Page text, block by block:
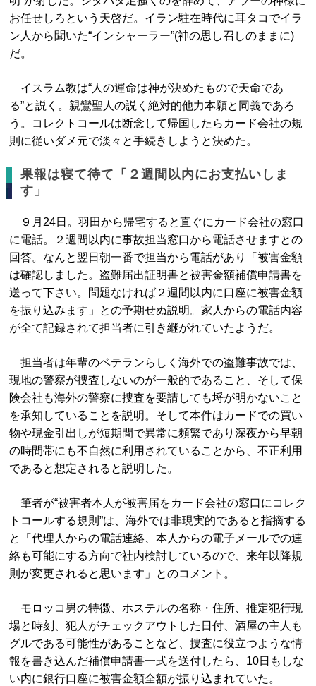
お任せしろという天啓だ。イラン駐在時代に耳タコでイラ
ン人から聞いた“インシャーラー”(神の思し召しのままに)
だ。
イスラム教は“人の運命は神が決めたもので天命であ
る”と説く。親鸞聖人の説く絶対的他力本願と同義であろ
う。コレクトコールは断念して帰国したらカード会社の規
則に従いダメ元で淡々と手続きしようと決めた。
果報は寝て待て「２週間以内にお支払いしま
す」
９月24日。羽田から帰宅すると直ぐにカード会社の窓口
に電話。２週間以内に事故担当窓口から電話させますとの
回答。なんと翌日朝一番で担当から電話があり「被害金額
は確認しました。盗難届出証明書と被害金額補償申請書を
送って下さい。問題なければ２週間以内に口座に被害金額
を振り込みます」との予期せぬ説明。家人からの電話内容
が全て記録されて担当者に引き継がれていたようだ。
担当者は年輩のベテランらしく海外での盗難事故では、
現地の警察が捜査しないのが一般的であること、そして保
険会社も海外の警察に捜査を要請しても埒が明かないこと
を承知していることを説明。そして本件はカードでの買い
物や現金引出しが短期間で異常に頻繁であり深夜から早朝
の時間帯にも不自然に利用されていることから、不正利用
であると想定されると説明した。
筆者が“被害者本人が被害届をカード会社の窓口にコレク
トコールする規則”は、海外では非現実的であると指摘する
と「代理人からの電話連絡、本人からの電子メールでの連
絡も可能にする方向で社内検討しているので、来年以降規
則が変更されると思います」とのコメント。
モロッコ男の特徴、ホステルの名称・住所、推定犯行現
場と時刻、犯人がチェックアウトした日付、酒屋の主人も
グルである可能性があることなど、捜査に役立つような情
報を書き込んだ補償申請書一式を送付したら、10日もしな
い内に銀行口座に被害金額全額が振り込まれていた。